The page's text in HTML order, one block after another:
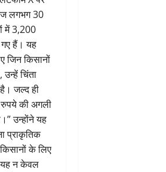
लगभग 30
में 3,200
हैं। यह
जिन किसानों
चिंता
जल्द ही
की अगली
उन्होंने यह
प्राकृतिक
के लिए
यह न केवल